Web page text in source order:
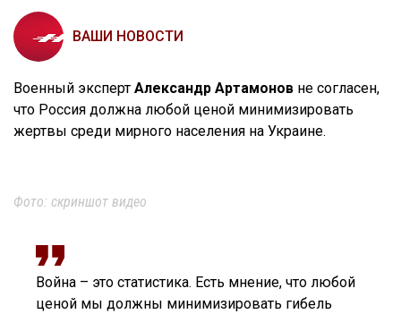
ВАШИ НОВОСТИ
Военный эксперт Александр Артамонов не согласен,
что Россия должна любой ценой минимизировать
жертвы среди мирного населения на Украине.
Фото: скриншот видео
Война – это статистика. Есть мнение, что любой
ценой мы должны минимизировать гибель